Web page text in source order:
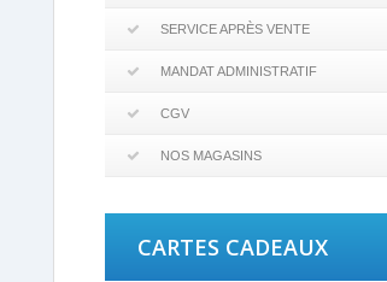
SERVICE APRÈS VENTE
MANDAT ADMINISTRATIF
CGV
NOS MAGASINS
CARTES CADEAUX